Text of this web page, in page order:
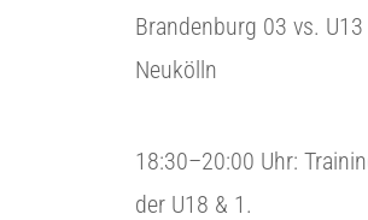
Brandenburg 03 vs. U13
Neukölln
18:30–20:00 Uhr:
der U18 & 1.